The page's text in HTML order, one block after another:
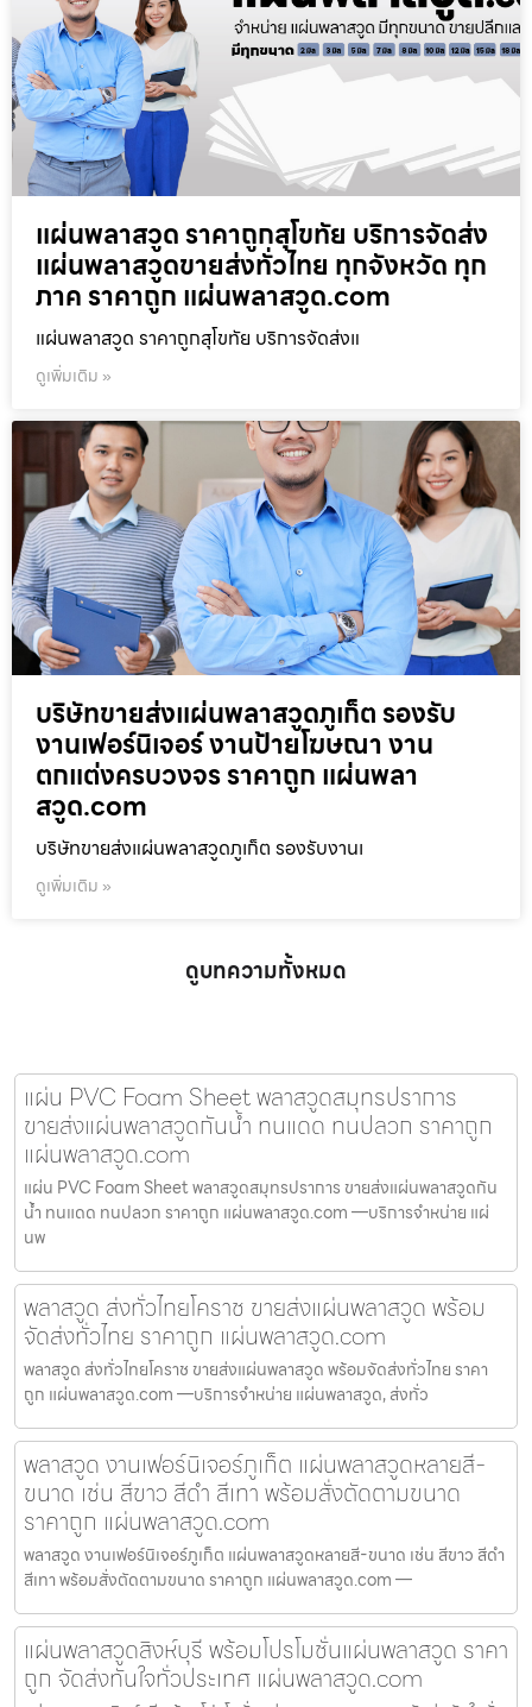
แผ่นพลาสวูด ราคาถูกสุโขทัย บริการจัดส่ง
แผ่นพลาสวูดขายส่งทั่วไทย ทุกจังหวัด ทุก
ภาค ราคาถูก แผ่นพลาสวูด.com
แผ่นพลาสวูด ราคาถูกสุโขทัย บริการจัดส่งแ
ดูเพิ่มเติม »
บริษัทขายส่งแผ่นพลาสวูดภูเก็ต รองรับ
งานเฟอร์นิเจอร์ งานป้ายโฆษณา งาน
ตกแต่งครบวงจร ราคาถูก แผ่นพลา
สวูด.com
บริษัทขายส่งแผ่นพลาสวูดภูเก็ต รองรับงานเ
ดูเพิ่มเติม »
ดูบทความทั้งหมด
แผ่น PVC Foam Sheet พลาสวูดสมุทรปราการ
ขายส่งแผ่นพลาสวูดกันน้ำ ทนแดด ทนปลวก ราคาถูก
แผ่นพลาสวูด.com
แผ่น PVC Foam Sheet พลาสวูดสมุทรปราการ ขายส่งแผ่นพลาสวูดกัน
น้ำ ทนแดด ทนปลวก ราคาถูก แผ่นพลาสวูด.com —บริการจำหน่าย แผ่
นพ
พลาสวูด ส่งทั่วไทยโคราช ขายส่งแผ่นพลาสวูด พร้อม
จัดส่งทั่วไทย ราคาถูก แผ่นพลาสวูด.com
พลาสวูด ส่งทั่วไทยโคราช ขายส่งแผ่นพลาสวูด พร้อมจัดส่งทั่วไทย ราคา
ถูก แผ่นพลาสวูด.com —บริการจำหน่าย แผ่นพลาสวูด, ส่งทั่ว
พลาสวูด งานเฟอร์นิเจอร์ภูเก็ต แผ่นพลาสวูดหลายสี-
ขนาด เช่น สีขาว สีดำ สีเทา พร้อมสั่งตัดตามขนาด
ราคาถูก แผ่นพลาสวูด.com
พลาสวูด งานเฟอร์นิเจอร์ภูเก็ต แผ่นพลาสวูดหลายสี-ขนาด เช่น สีขาว สีดำ
สีเทา พร้อมสั่งตัดตามขนาด ราคาถูก แผ่นพลาสวูด.com —
แผ่นพลาสวูดสิงห์บุรี พร้อมโปรโมชั่นแผ่นพลาสวูด ราคา
ถูก จัดส่งทันใจทั่วประเทศ แผ่นพลาสวูด.com